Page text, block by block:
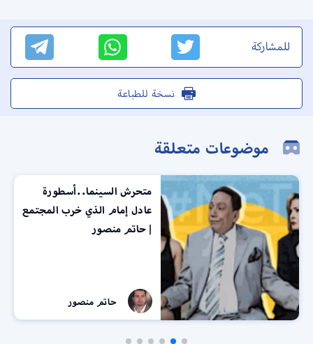
للمشاركة
نسخة للطباعة
موضوعات متعلقة
متحرش السينما..أسطورة
عادل إمام الذي خرب المجتمع
| حاتم منصور
حاتم منصور